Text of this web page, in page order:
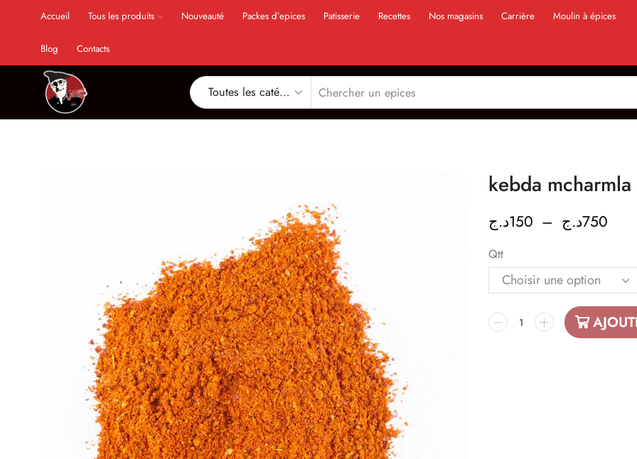
Accueil Tous les produits Nouveauté Packes d’epices Patisserie Recettes Nos magasins Carrière Moulin à épices
Blog Contacts
150د.ج – 750د.ج
Qtt